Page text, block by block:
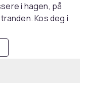
i hagen, på
Kos deg i